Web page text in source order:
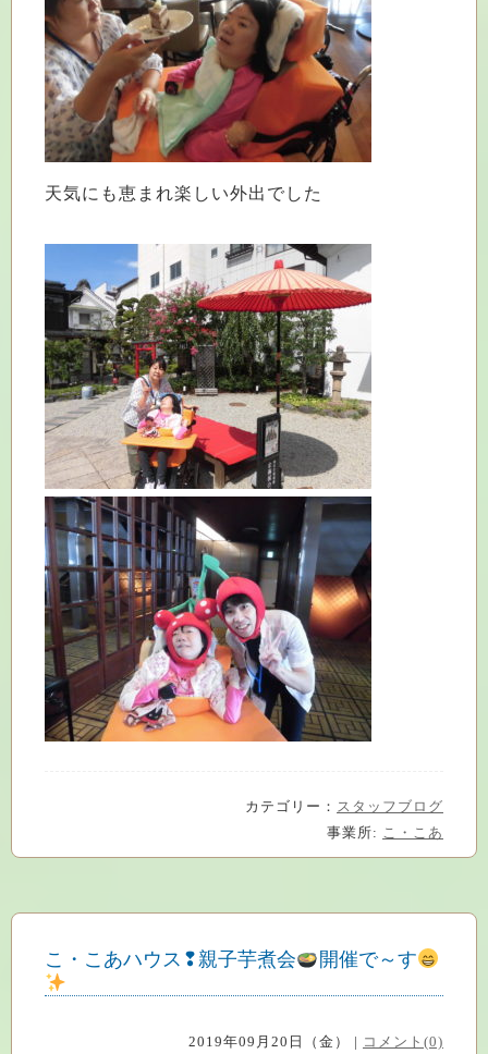
天気にも恵まれ楽しい外出でした
カテゴリー： スタッフブログ
事業所: こ・こあ
こ・こあハウス❢親子芋煮会 開催で～す
2019年09月20日（金） | コメント(0)